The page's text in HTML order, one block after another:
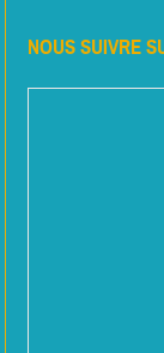
NOUS SUIVRE